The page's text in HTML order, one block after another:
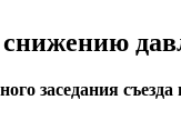
заседания